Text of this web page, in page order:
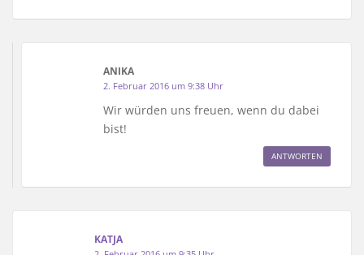
ANIKA
2. Februar 2016 um 9:38 Uhr
Wir würden uns freuen, wenn du dabei
bist!
ANTWORTEN
KATJA